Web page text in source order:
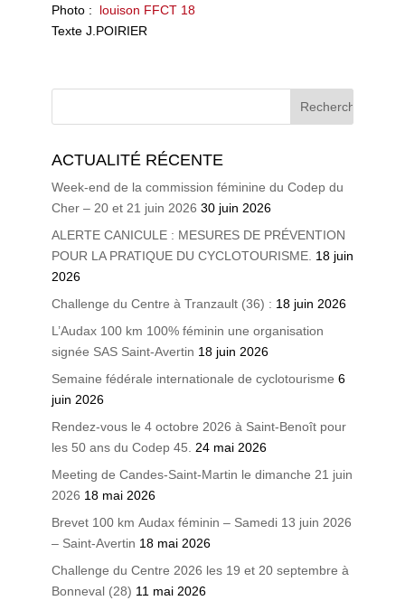
Photo : louison FFCT 18
Texte J.POIRIER
ACTUALITÉ RÉCENTE
Week-end de la commission féminine du Codep du
Cher – 20 et 21 juin 2026 30 juin 2026
ALERTE CANICULE : MESURES DE PRÉVENTION
POUR LA PRATIQUE DU CYCLOTOURISME. 18 juin
2026
Challenge du Centre à Tranzault (36) : 18 juin 2026
L’Audax 100 km 100% féminin une organisation
signée SAS Saint-Avertin 18 juin 2026
Semaine fédérale internationale de cyclotourisme 6
juin 2026
Rendez-vous le 4 octobre 2026 à Saint-Benoît pour
les 50 ans du Codep 45.
24 mai 2026
Meeting de Candes-Saint-Martin le dimanche 21 juin
2026 18 mai 2026
Brevet 100 km Audax féminin – Samedi 13 juin 2026
– Saint-Avertin 18 mai 2026
Challenge du Centre 2026 les 19 et 20 septembre à
Bonneval (28) 11 mai 2026